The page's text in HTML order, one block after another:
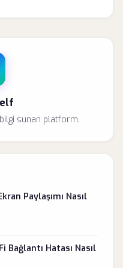
sunan platform.
Paylaşımı Nasıl
Bağlantı Hatası Nasıl